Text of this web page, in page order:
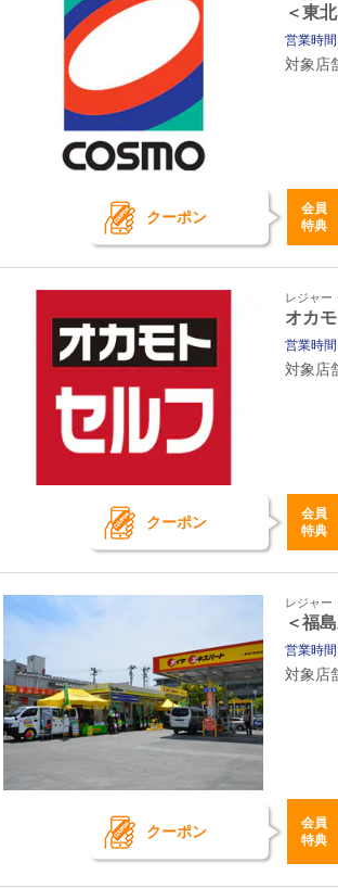
＜東
営業時
対象店
クーポン
会員
特典
レジャー
オカ
営業時
対象店
クーポン
会員
特典
レジャー
＜福
営業時
対象店
クーポン
会員
特典